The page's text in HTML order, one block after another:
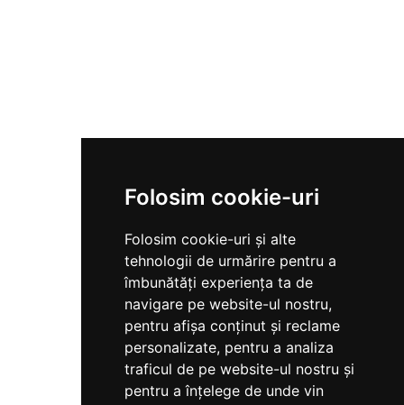
Folosim cookie-uri
Folosim cookie-uri și alte
tehnologii de urmărire pentru a
îmbunătăți experiența ta de
navigare pe website-ul nostru,
pentru afișa conținut și reclame
personalizate, pentru a analiza
traficul de pe website-ul nostru și
pentru a înțelege de unde vin